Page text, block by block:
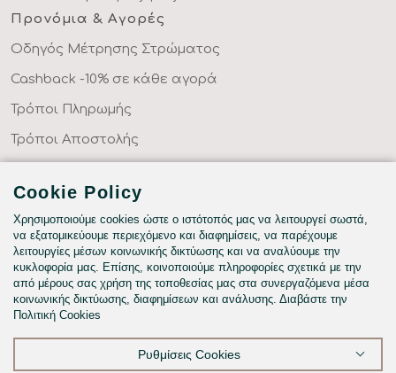
Προνόμια & Αγορές
Οδηγός Μέτρησης Στρώματος
Cashback -10% σε κάθε αγορά
Τρόποι Πληρωμής
Τρόποι Αποστολής
Συχνές Ερωτήσεις
Κατηγορίες
ΣΕΝΤΟΝΙΑ ΣΤΑ ΜΕΤΡΑ ΣΑΣ
ΥΦΑΣΜΑΤΑ ΜΕ ΤΟ ΜΕΤΡΟ
ΥΠΝΟΔΩΜΑΤΙΟ
HOTEL & BNB
Cookie Policy
Χρησιμοποιούμε cookies ώστε ο ιστότοπός μας να λειτουργεί σωστά,
να εξατομικεύουμε περιεχόμενο και διαφημίσεις, να παρέχουμε
λειτουργίες μέσων κοινωνικής δικτύωσης και να αναλύουμε την
κυκλοφορία μας. Επίσης, κοινοποιούμε πληροφορίες σχετικά με την
από μέρους σας χρήση της τοποθεσίας μας στα συνεργαζόμενα μέσα
κοινωνικής δικτύωσης, διαφημίσεων και ανάλυσης. Διαβάστε την
Πολιτική Cookies
Ρυθμίσεις Cookies